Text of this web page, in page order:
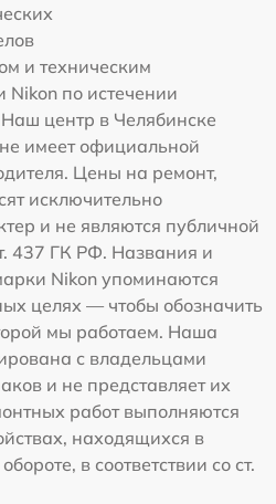
и техническим
по истечении
центр в Челябинске
имеет официальной
Цены на ремонт,
исключительно
и не являются публичной
437 ГК РФ. Названия и
Nikon упоминаются
целях — чтобы обозначить
мы работаем. Наша
с владельцами
и не представляет их
работ выполняются
находящихся в
в соответствии со ст.